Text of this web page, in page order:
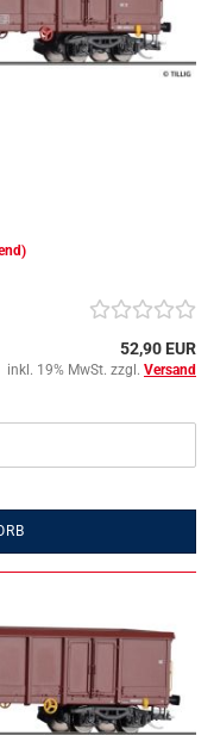
52,90 EUR
inkl. 19% MwSt. zzgl. Versand